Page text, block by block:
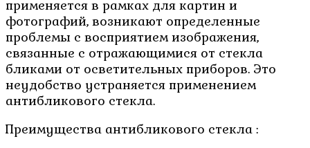
применяется в рамках для картин и
фотографий, возникают определенные
проблемы с восприятием изображения,
связанные с отражающимися от стекла
бликами от осветительных приборов. Это
неудобство устраняется применением
антибликового стекла.
Преимущества антибликового стекла :